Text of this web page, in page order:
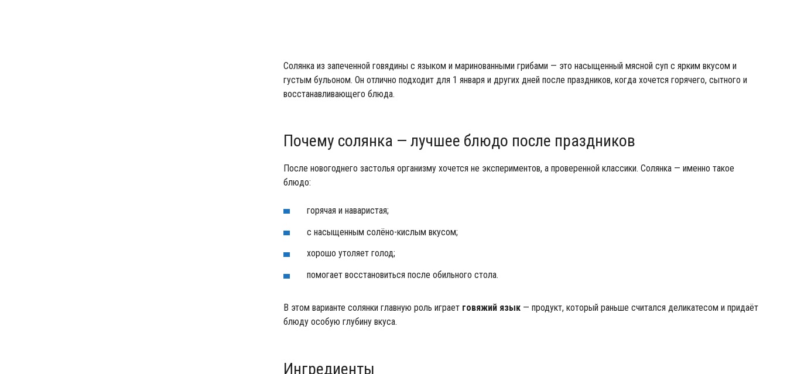
Солянка из запеченной говядины с языком и маринованными грибами — это насыщенный мясной суп с ярким вкусом и
густым бульоном. Он отлично подходит для 1 января и других дней после праздников, когда хочется горячего, сытного и
восстанавливающего блюда.
Почему солянка — лучшее блюдо после праздников
После новогоднего застолья организму хочется не экспериментов, а проверенной классики. Солянка — именно такое
блюдо:
горячая и наваристая;
с насыщенным солёно-кислым вкусом;
хорошо утоляет голод;
помогает восстановиться после обильного стола.
В этом варианте солянки главную роль играет говяжий язык— продукт, который раньше считался деликатесом и придаёт
блюду особую глубину вкуса.
Ингредиенты